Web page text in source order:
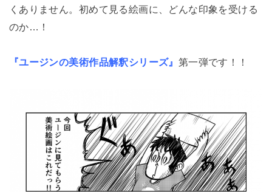
くありません。初めて見る絵画に、どんな印象を受ける
のか…！
『ユージンの美術作品解釈シリーズ』 第一弾です！！